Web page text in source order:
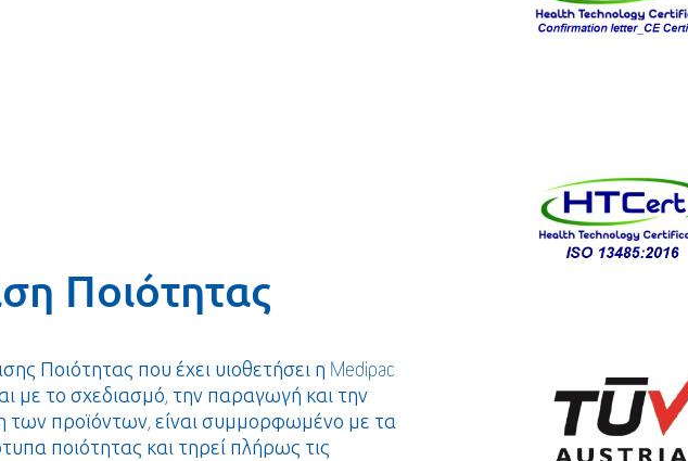
Ποιότητας
Ποιότητας που έχει υιοθετήσει η Medipac
με το σχεδιασμό, την παραγωγή και την
των προϊόντων, είναι συμμορφωμένο με τα
ποιότητας και τηρεί πλήρως τις